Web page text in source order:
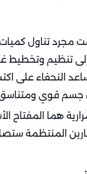
مجرد تناول
تنظيم وتخطيط
النحفاء على
جسم قوي
هما المفتاح
المنتظمة